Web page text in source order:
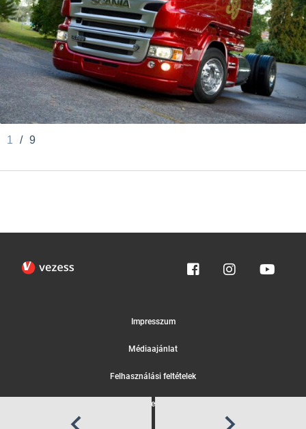
1 / 9
Impresszum
Médiaajánlat
Felhasználási feltételek
Egyedi adatkezelési tájékoztató